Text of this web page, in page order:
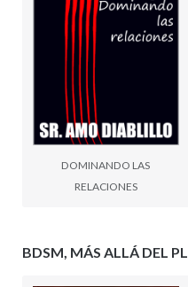
DOMINANDO LAS
RELACIONES
BDSM, MÁS ALLÁ DEL